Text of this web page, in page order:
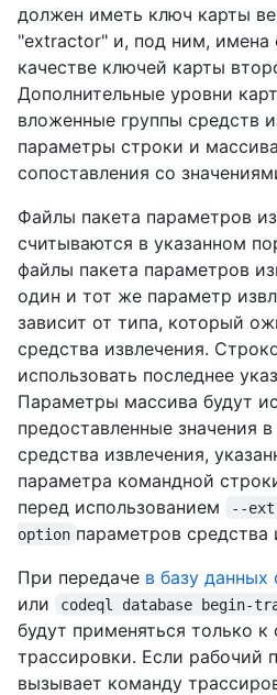
должен иметь ключ карты
"extractor" и, под ним, имена
качестве ключей карты
Дополнительные уровни
вложенные группы средств
параметры строки и
сопоставления со
Файлы пакета параметров
считываются в указанном
файлы пакета параметров
один и тот же параметр
зависит от типа, который
средства извлечения.
использовать последнее
Параметры массива будут
предоставленные значения
средства извлечения,
параметра командной
перед использованием
--
option параметров средства
При передаче в базу
или
codeql database begin-
будут применяться только к
трассировки. Если рабочий
вызывает команду